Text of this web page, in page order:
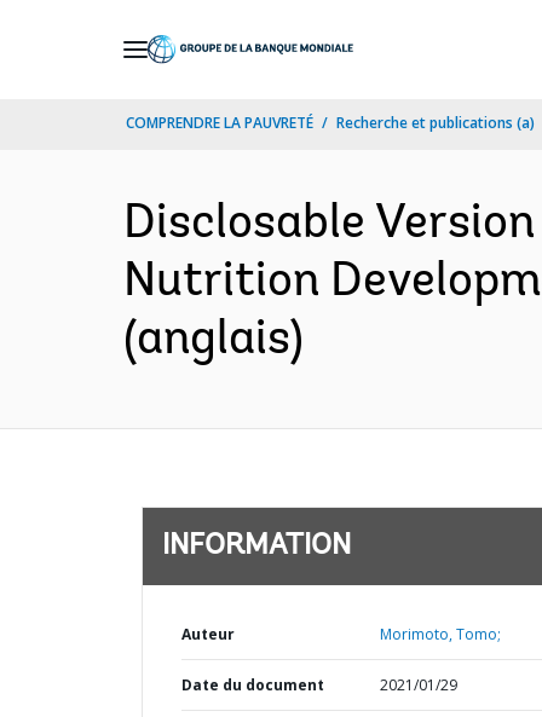
COMPRENDRE LA PAUVRETÉ Recherche et publications (a)
Disclosable
Nutrition
(anglais)
INFORMATION
Auteur Morimoto, Tomo;
Date du document 2021/01/29